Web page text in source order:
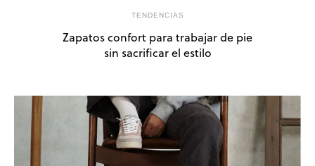
TENDENCIAS
Zapatos confort para trabajar de pie
sin sacrificar el estilo